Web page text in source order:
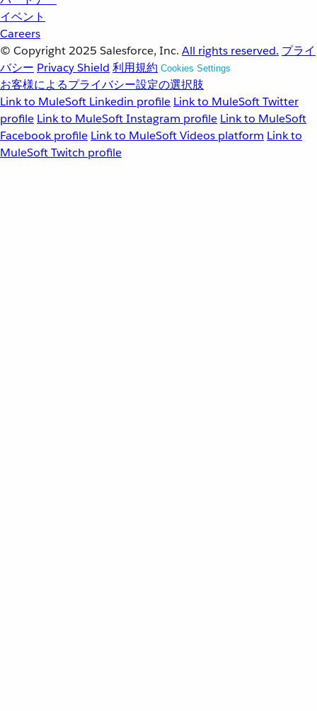
イベント
Careers
© Copyright 2025 Salesforce, Inc. All rights reserved. プライ
バシー Privacy Shield 利用規約 Cookies Settings
お客様によるプライバシー設定の選択肢
Link to MuleSoft Linkedin profile Link to MuleSoft Twitter
profile Link to MuleSoft Instagram profile Link to MuleSoft
Facebook profile Link to MuleSoft Videos platform Link to
MuleSoft Twitch profile